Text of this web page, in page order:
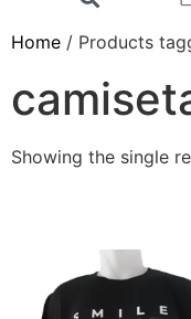
Home / Products
Showing the single